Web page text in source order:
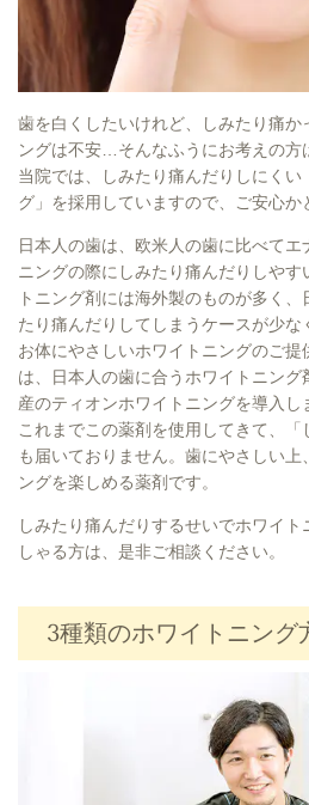
歯を白くしたいけれど、しみたり痛か
ングは不安…そんなふうにお考えの方
当院では、しみたり痛んだりしにくい
グ」を採用していますので、ご安心か
日本人の歯は、欧米人の歯に比べてエ
ニングの際にしみたり痛んだりしや
トニング剤には海外製のものが多く
たり痛んだりしてしまうケースが少
お体にやさしいホワイトニングのご提
は、日本人の歯に合うホワイトニング
産のティオンホワイトニングを導入し
これまでこの薬剤を使用してきて、
も届いておりません。歯にやさしい
ングを楽しめる薬剤です。
しみたり痛んだりするせいでホワイ
しゃる方は、是非ご相談ください。
3種類のホワイトニング